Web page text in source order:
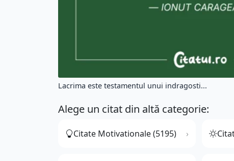
Lacrima este testamentul unui indragosti...
Alege un citat din altă categorie:
Citate Motivationale (5195)